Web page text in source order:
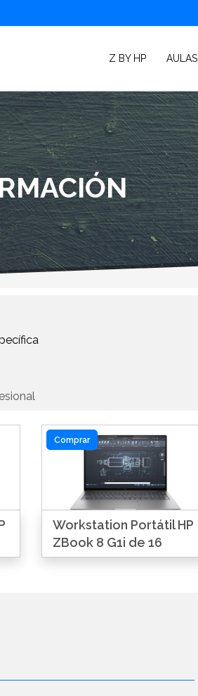
Z BY HP AULAS
Comprar
Workstation Portátil HP
ZBook 8 G1i de 16